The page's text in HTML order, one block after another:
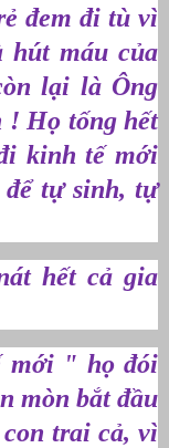
đem đi tù vì
hút máu của
lại là Ông
! Họ tống hết
kinh tế mới
tự sinh, tự
hết cả gia
mới " họ đói
mòn bắt đầu
trai cả, vì